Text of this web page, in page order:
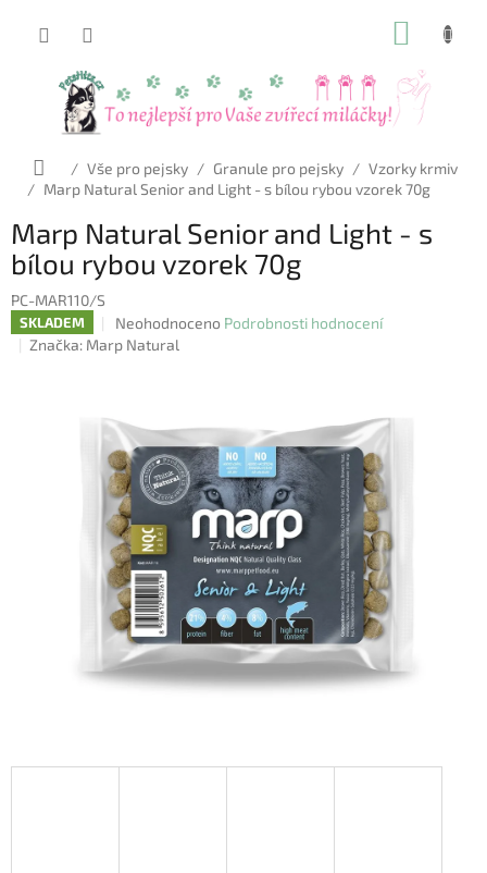
Domů
/ Vše pro pejsky / Granule pro pejsky / Vzorky krmiv
/ Marp Natural Senior and Light - s bílou rybou vzorek 70g
Marp Natural Senior and Light - s
bílou rybou vzorek 70g
PC-MAR110/S
SKLADEM
Průměrné
hodnocení
z
5
hvězdiček.
Neohodnoceno Podrobnosti hodnocení
Značka: Marp Natural